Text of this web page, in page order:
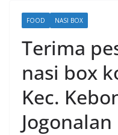
FOOD NASI BOX
Terima
nasi box
Kec.
Jogonalan